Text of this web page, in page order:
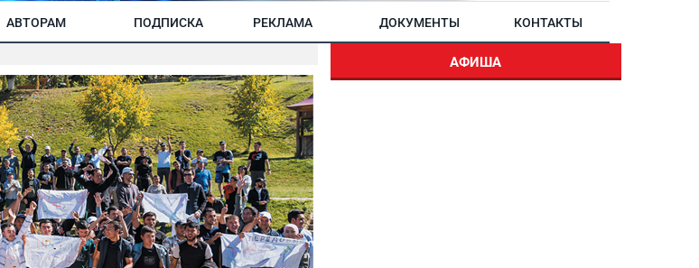
АВТОРАМ ПОДПИСКА РЕКЛАМА ДОКУМЕНТЫ КОНТАКТЫ
АФИША